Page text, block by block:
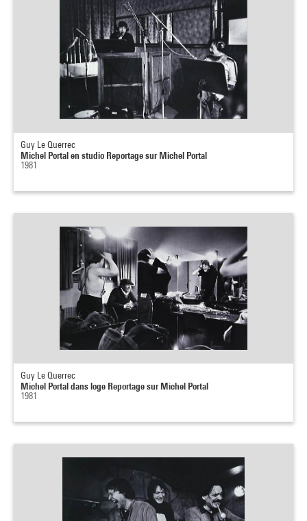
Guy Le Querrec
Michel Portal en studio Reportage sur Michel Portal
1981
Guy Le Querrec
Michel Portal dans loge Reportage sur Michel Portal
1981